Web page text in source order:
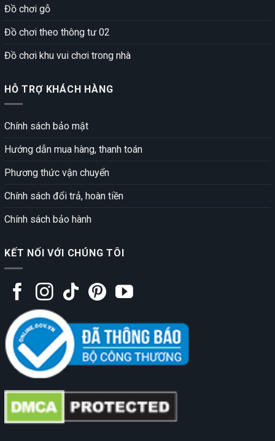
Đồ chơi gỗ
Đồ chơi theo thông tư 02
Đồ chơi khu vui chơi trong nhà
HỖ TRỢ KHÁCH HÀNG
Chính sách bảo mật
Hướng dẫn mua hàng, thanh toán
Phương thức vận chuyển
Chính sách đổi trả, hoàn tiền
Chính sách bảo hành
KẾT NỐI VỚI CHÚNG TÔI